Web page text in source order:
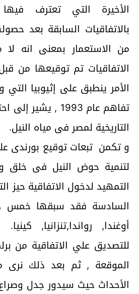
الأخيرة التي تعترف
بالاتفاقيات السابقة بعد
من الاستعمار بمعنى انه لا
الاتفاقيات تم توقيعها من
الأمر ينطبق على إثيوبيا
تفاهم عام 1993 ,
التاريخية لمصر فى مياه النيل.
و تكمن تبعات توقيع بورندى
لتنمية حوض النيل فى خلق
التمهيد لدخول الاتفاقية حيز
السادسة فقد سبقها خمس
أوغندا, رواندا,تنزانيا,
للتصديق علي الاتفاقية من
الموقعة , ثم بعد ذلك
الأحداث حيث سيدور جدل